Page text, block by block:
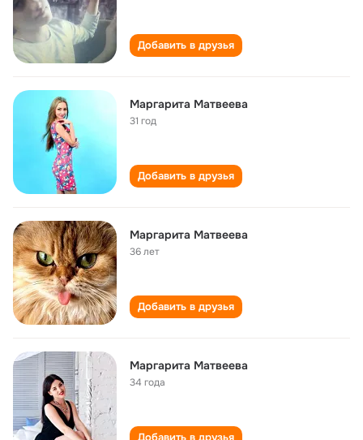
Добавить в друзья
Маргарита Матвеева
31 год
Добавить в друзья
Маргарита Матвеева
36 лет
Добавить в друзья
Маргарита Матвеева
34 года
Добавить в друзья